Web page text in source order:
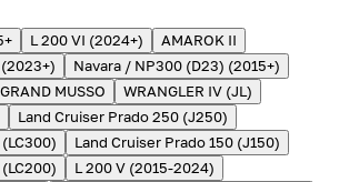
L 200 VI (2024+)
AMAROK II
Navara / NP300 (D23) (2015+)
GRAND MUSSO
WRANGLER IV (JL)
Land Cruiser Prado 250 (J250)
Land Cruiser Prado 150 (J150)
L 200 V (2015-2024)